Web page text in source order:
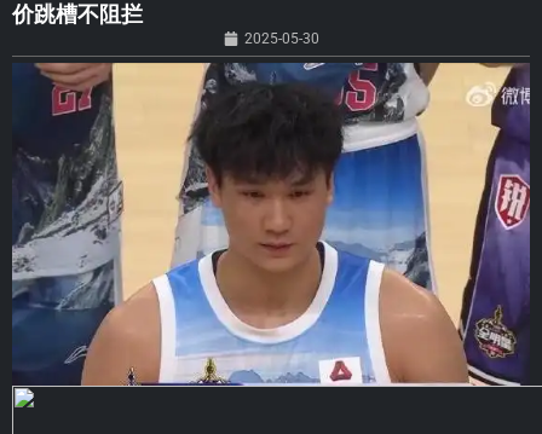
价跳槽不阻拦
2025-05-30